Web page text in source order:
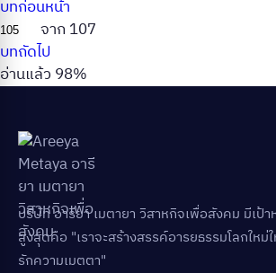
บทก่อนหน้า
จาก 107
บทถัดไป
อ่านแล้ว 98%
บริษัท อารียา เมตายา วิสาหกิจเพื่อสังคม มีเป้
สูงสุดคือ "เราจะสร้างสรรค์อารยธรรมโลกให
รักความเมตตา"